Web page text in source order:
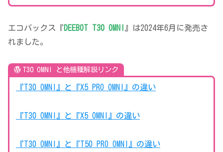
エコバックス『 DEEBOT T30 OMNI
』は2024年6月に発売さ
れました。
T30 OMNI と他機種解説リンク
『T30 OMNI』と『X5 PRO OMNI』の違い
『T30 OMNI』と『X5 OMNI』の違い
『T30 OMNI』と『T50 PRO OMNI』の違い